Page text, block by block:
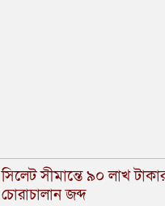
সিলেট সীমান্তে ৯০ লাখ
চোরাচালান জব্দ